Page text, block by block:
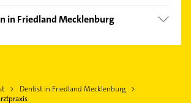
in Friedland Mecklenburg
Dentist in Friedland Mecklenburg